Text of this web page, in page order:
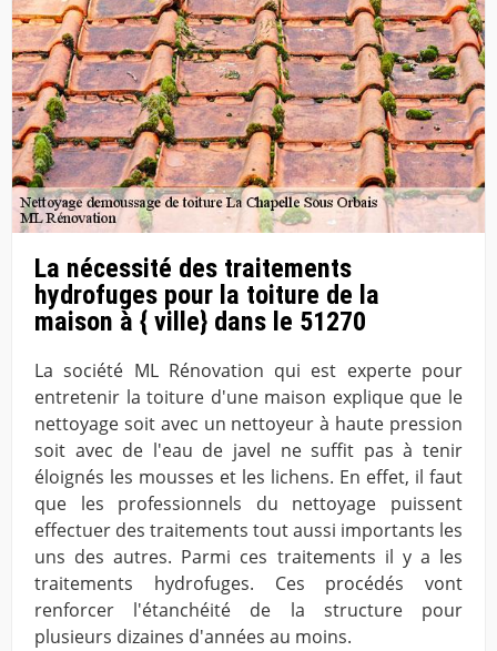
La nécessité des traitements
hydrofuges pour la toiture de la
maison à { ville} dans le 51270
La société ML Rénovation qui est experte pour
entretenir la toiture d'une maison explique que le
nettoyage soit avec un nettoyeur à haute pression
soit avec de l'eau de javel ne suffit pas à tenir
éloignés les mousses et les lichens. En effet, il faut
que les professionnels du nettoyage puissent
effectuer des traitements tout aussi importants les
uns des autres. Parmi ces traitements il y a les
traitements hydrofuges. Ces procédés vont
renforcer l'étanchéité de la structure pour
plusieurs dizaines d'années au moins.